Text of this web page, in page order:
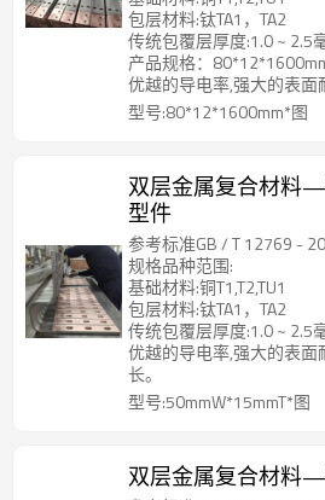
包层材料:钛TA1，TA2
传统包覆层厚度:1.0 ~ 2.5
产品规格：
优越的导电率,强大的表面
型号:80*12*1600mm*图
双层金属复合材料
型件
参考标准GB / T 12769 -
规格品种范围:
基础材料:铜T1,T2,TU1
包层材料:钛TA1，TA2
传统包覆层厚度:1.0 ~ 2.5
优越的导电率,强大的表
长。
型号:50mmW*15mmT*图
双层金属复合材料